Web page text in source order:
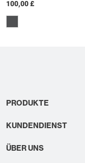
100,00 £
PRODUKTE
KUNDENDIENST
ÜBER UNS